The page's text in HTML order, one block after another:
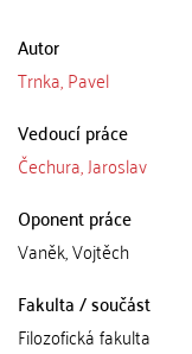
Autor
Trnka, Pavel
Vedoucí práce
Čechura, Jaroslav
Oponent práce
Vaněk, Vojtěch
Fakulta / součást
Filozofická fakulta